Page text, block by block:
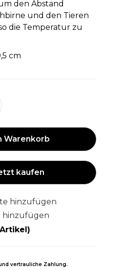
den Abstand
und den Tieren
die Temperatur zu
cm
Warenkorb
kaufen
hinzufügen
hinzufügen
vertrauliche Zahlung.